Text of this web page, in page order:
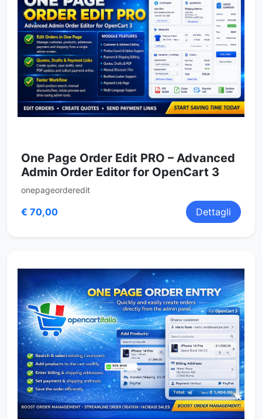
One Page Order Edit PRO – Advanced
Admin Order Editor for OpenCart 3
onepageorderedit
€ 70,00 Dettagli